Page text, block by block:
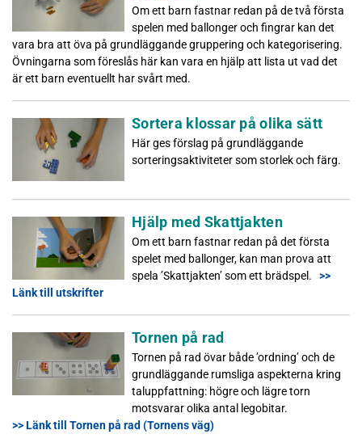
Om ett barn fastnar redan på de två första
spelen med ballonger och fingrar kan det
vara bra att öva på grundläggande gruppering och kategorisering.
Övningarna som föreslås här kan vara en hjälp att lista ut vad det
är ett barn eventuellt har svårt med.
Sortera klossar på olika sätt
Här ges förslag på grundläggande
sorteringsaktiviteter som storlek och färg.
Hjälp med Skattjakten
Om ett barn fastnar redan på det första
spelet med ballonger, kan man prova att
spela ’Skattjakten’ som ett brädspel. >>
Länk till utskrifter
Tornen på rad
Tornen på rad övar både ’ordning’ och de
grundläggande rumsliga aspekterna kring
taluppfattning: högre och lägre torn
motsvarar olika antal legobitar.
>> Länk till Tornen på rad (Tornens väg)